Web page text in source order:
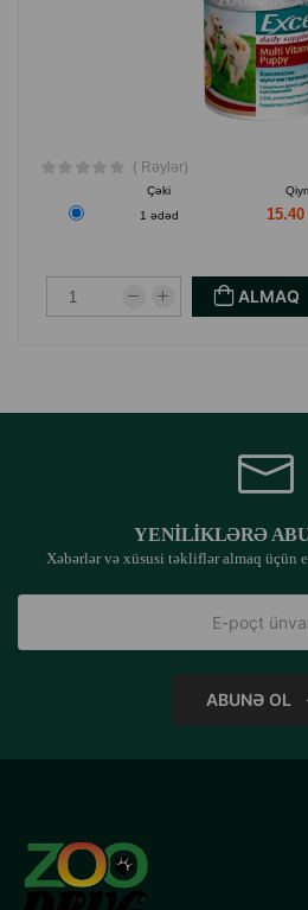
( Rəylər)
Çəki
1 ədəd
15.40
ALMAQ
YENILIKLƏRƏ
Xəbərlər və xüsusi təkliflər almaq üçün
ABUNƏ OL